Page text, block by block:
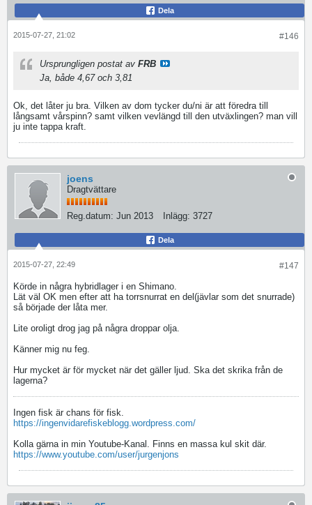
Dela
#146
2015-07-27, 21:02
Ursprungligen postat av FRB
Ja, både 4,67 och 3,81
Ok, det låter ju bra. Vilken av dom tycker du/ni är att föredra till
långsamt vårspinn? samt vilken vevlängd till den utväxlingen? man vill
ju inte tappa kraft.
joens
Dragtvättare
Reg.datum: Jun 2013 Inlägg: 3727
Dela
#147
2015-07-27, 22:49
Körde in några hybridlager i en Shimano.
Lät väl OK men efter att ha torrsnurrat en del(jävlar som det snurrade)
så började der låta mer.
Lite oroligt drog jag på några droppar olja.
Känner mig nu feg.
Hur mycket är för mycket när det gäller ljud. Ska det skrika från de
lagerna?
Ingen fisk är chans för fisk.
https://ingenvidarefiskeblogg.wordpress.com/
Kolla gärna in min Youtube-Kanal. Finns en massa kul skit där.
https://www.youtube.com/user/jurgenjons